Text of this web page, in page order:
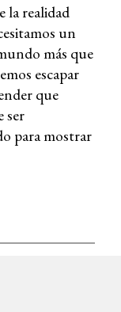
la realidad
un
más que
escapar
que
ser
para mostrar